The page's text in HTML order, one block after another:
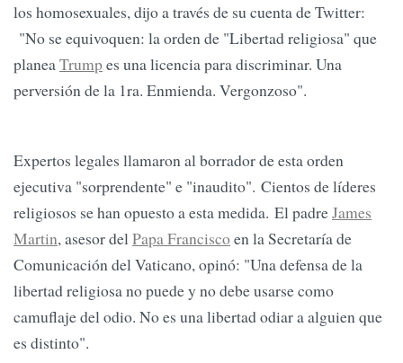
los homosexuales, dijo a través de su cuenta de Twitter:
"No se equivoquen: la orden de "Libertad religiosa" que
planeaTrumpes una licencia para discriminar. Una
perversión de la 1ra. Enmienda. Vergonzoso".
Expertos legales llamaron al borrador de esta orden
ejecutiva "sorprendente" e "inaudito". Cientos de líderes
religiosos se han opuesto a esta medida. El padreJames
Martin, asesor delPapa Franciscoen la Secretaría de
Comunicación del Vaticano, opinó: "Una defensa de la
libertad religiosa no puede y no debe usarse como
camuflaje del odio. No es una libertad odiar a alguien que
es distinto".